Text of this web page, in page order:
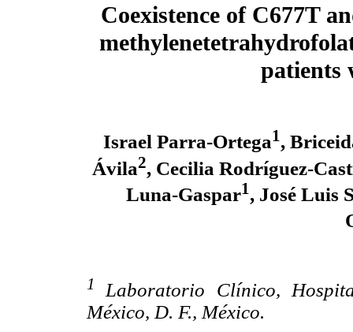
Coexistence of C677T
patients
Israel Parra-Ortega1,
Ávila2, Cecilia Rodríguez-
Luna-Gaspar1, José Luis
1 Laboratorio Clínico,
México, D. F., México.